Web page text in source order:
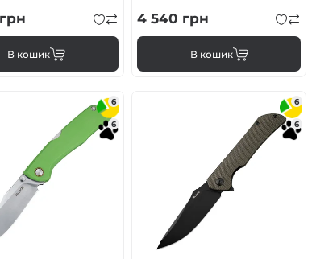
грн
В кошик
4 540 грн
В кошик
6
6
6
6